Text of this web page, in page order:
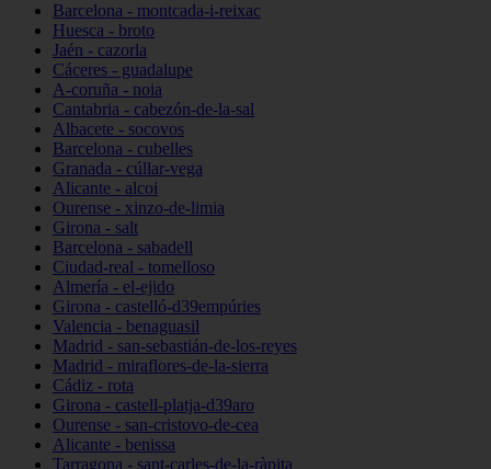
Barcelona - montcada-i-reixac
Huesca - broto
Jaén - cazorla
Cáceres - guadalupe
A-coruña - noia
Cantabria - cabezón-de-la-sal
Albacete - socovos
Barcelona - cubelles
Granada - cúllar-vega
Alicante - alcoi
Ourense - xinzo-de-limia
Girona - salt
Barcelona - sabadell
Ciudad-real - tomelloso
Almería - el-ejido
Girona - castelló-d39empúries
Valencia - benaguasil
Madrid - san-sebastián-de-los-reyes
Madrid - miraflores-de-la-sierra
Cádiz - rota
Girona - castell-platja-d39aro
Ourense - san-cristovo-de-cea
Alicante - benissa
Tarragona - sant-carles-de-la-ràpita